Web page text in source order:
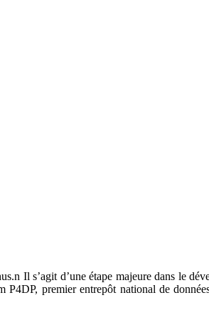
Il s’agit d’une étape majeure dans le
premier entrepôt national de